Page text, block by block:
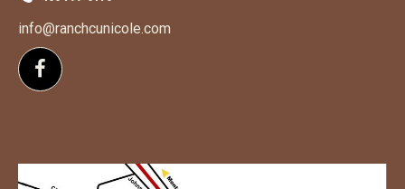
info@ranchcunicole.com
Suivez-nous sur Facebook